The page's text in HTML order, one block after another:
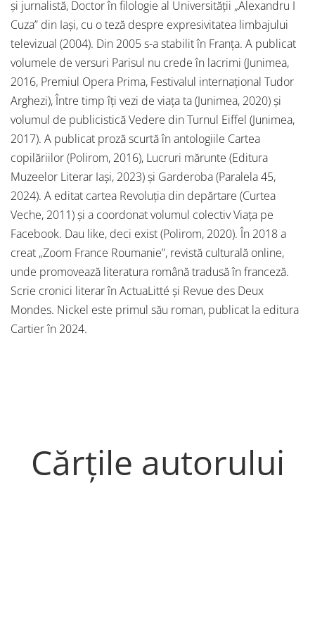
și jurnalistă, Doctor în filologie al Universității „Alexandru I
Cuza” din Iași, cu o teză despre expresivitatea limbajului
televizual (2004). Din 2005 s-a stabilit în Franța. A publicat
volumele de versuri Parisul nu crede în lacrimi (Junimea,
2016, Premiul Opera Prima, Festivalul internațional Tudor
Arghezi), Între timp îți vezi de viața ta (Junimea, 2020) și
volumul de publicistică Vedere din Turnul Eiffel (Junimea,
2017). A publicat proză scurtă în antologiile Cartea
copilăriilor (Polirom, 2016), Lucruri mărunte (Editura
Muzeelor Literar Iași, 2023) și Garderoba (Paralela 45,
2024). A editat cartea Revoluţia din depărtare (Curtea
Veche, 2011) și a coordonat volumul colectiv Viața pe
Facebook. Dau like, deci exist (Polirom, 2020). În 2018 a
creat „Zoom France Roumanie”, revistă culturală online,
unde promovează literatura română tradusă în franceză.
Scrie cronici literar în ActuaLitté și Revue des Deux
Mondes. Nickel este primul său roman, publicat la editura
Cartier în 2024.
Cărțile autorului